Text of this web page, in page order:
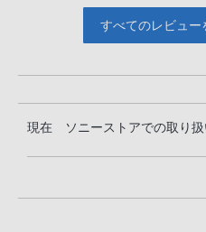
すべてのレビュー
現在 ソニーストアでの取り扱